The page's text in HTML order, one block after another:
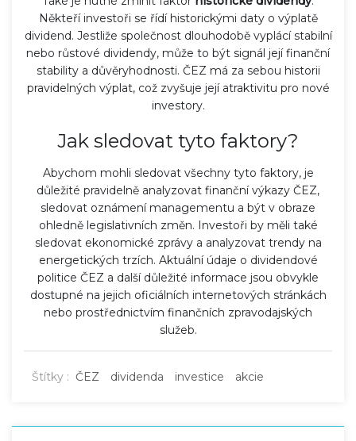
Někteří investoři se řídí historickými daty o výplatě
dividend. Jestliže společnost dlouhodobě vyplácí stabilní
nebo růstové dividendy, může to být signál její finanční
stability a důvěryhodnosti. ČEZ má za sebou historii
pravidelných výplat, což zvyšuje její atraktivitu pro nové
investory.
Jak sledovat tyto faktory?
Abychom mohli sledovat všechny tyto faktory, je
důležité pravidelně analyzovat finanční výkazy ČEZ,
sledovat oznámení managementu a být v obraze
ohledně legislativních změn. Investoři by měli také
sledovat ekonomické zprávy a analyzovat trendy na
energetických trzích. Aktuální údaje o dividendové
politice ČEZ a další důležité informace jsou obvykle
dostupné na jejich oficiálních internetových stránkách
nebo prostřednictvím finančních zpravodajských
služeb.
Štítky : ČEZ dividenda investice akcie